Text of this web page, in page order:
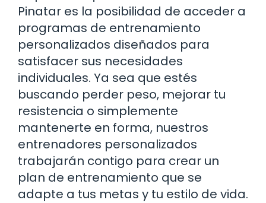
Pinatar es la posibilidad de acceder a
programas de entrenamiento
personalizados diseñados para
satisfacer sus necesidades
individuales. Ya sea que estés
buscando perder peso, mejorar tu
resistencia o simplemente
mantenerte en forma, nuestros
entrenadores personalizados
trabajarán contigo para crear un
plan de entrenamiento que se
adapte a tus metas y tu estilo de vida.